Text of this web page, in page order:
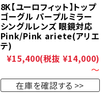
8K【ユーロフィット】トップ
ゴーグル パープルミラー
シングルレンズ 眼鏡対応
Pink/Pink ariete(アリエ
テ)
¥15,400(税抜 ¥14,000)
～
在庫を確認する